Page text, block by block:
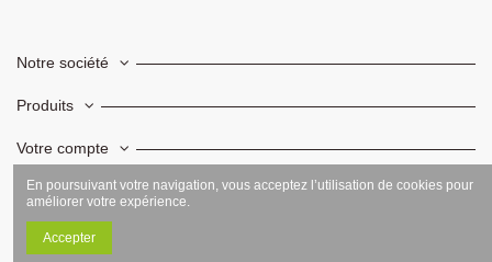
Notre société
Produits
Votre compte
Informations
En poursuivant votre navigation, vous acceptez l’utilisation de cookies pour
améliorer votre expérience.
Accepter